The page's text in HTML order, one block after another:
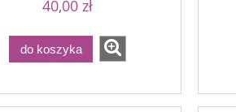
40,00 zł
do koszyka